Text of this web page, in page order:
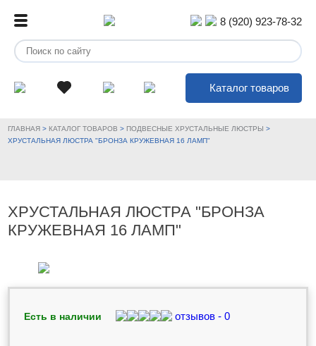
8 (920) 923-78-32
Каталог товаров
ГЛАВНАЯ > КАТАЛОГ ТОВАРОВ > ПОДВЕСНЫЕ ХРУСТАЛЬНЫЕ ЛЮСТРЫ >
ХРУСТАЛЬНАЯ ЛЮСТРА "БРОНЗА КРУЖЕВНАЯ 16 ЛАМП"
ХРУСТАЛЬНАЯ ЛЮСТРА "БРОНЗА
КРУЖЕВНАЯ 16 ЛАМП"
Есть в наличии отзывов - 0